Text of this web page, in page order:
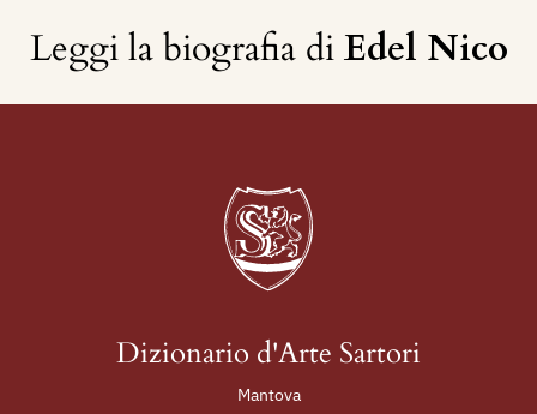
Leggi la biografia diEdel Nico
Dizionario d'Arte Sartori
Mantova